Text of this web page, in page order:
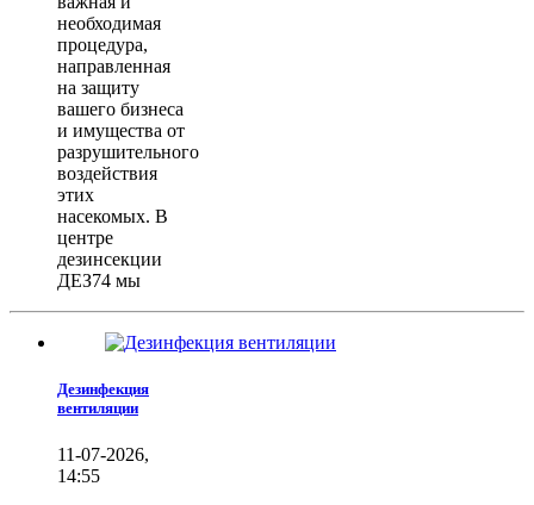
необходимая
процедура,
направленная
на защиту
вашего бизнеса
и имущества от
разрушительного
воздействия
этих
насекомых. В
центре
дезинсекции
ДЕЗ74 мы
Дезинфекция
вентиляции
11-07-2026,
14:55